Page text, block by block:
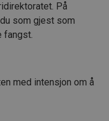
På
som gjest som
fangst.
med intensjon om å